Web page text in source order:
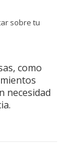
sobre tu
como
necesidad